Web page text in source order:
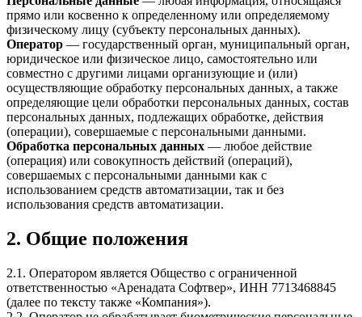
прямо или косвенно к определенному или определяемому
физическому лицу (субъекту персональных данных).
Оператор — государственный орган, муниципальный орган,
юридическое или физическое лицо, самостоятельно или
совместно с другими лицами организующие и (или)
осуществляющие обработку персональных данных, а также
определяющие цели обработки персональных данных, состав
персональных данных, подлежащих обработке, действия
(операции), совершаемые с персональными данными.
Обработка персональных данных — любое действие
(операция) или совокупность действий (операций),
совершаемых с персональными данными как с
использованием средств автоматизации, так и без
использования средств автоматизации.
2. Общие положения
2.1. Оператором является Общество с ограниченной
ответственностью «Аренадата Софтвер», ИНН 7713468845
(далее по тексту также «Компания»).